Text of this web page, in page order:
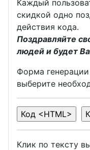
Каждый
скидкой одно
действия кода.
Поздравляйте
людей и будет
Форма
выберите
Клик по тексту